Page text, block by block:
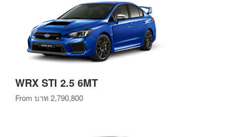
WRX STI 2.5 6MT
From บาท 2,790,800